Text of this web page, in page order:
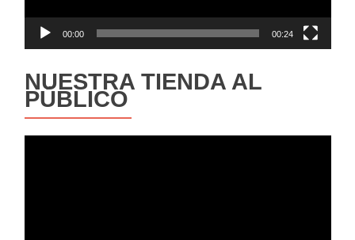
00:00 00:24
NUESTRA TIENDA AL
PÚBLICO